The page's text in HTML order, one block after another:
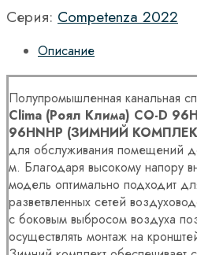
Серия: Competenza 2022
Описание
Полупромышленная канальная
Clima (Роял Клима) CO-D
96HNHP (ЗИМНИЙ
для обслуживания помещений
м. Благодаря высокому напору
модель оптимально подходит
разветвленных сетей
с боковым выбросом воздуха
осуществлять монтаж на